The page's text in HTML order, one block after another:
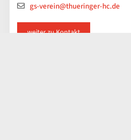
gs-verein@thueringer-hc.de
weiter zu Kontakt